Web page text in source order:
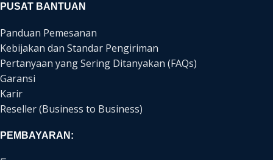
PUSAT BANTUAN
Panduan Pemesanan
Kebijakan dan Standar Pengiriman
Pertanyaan yang Sering Ditanyakan (FAQs)
Garansi
Karir
Reseller (Business to Business)
PEMBAYARAN: